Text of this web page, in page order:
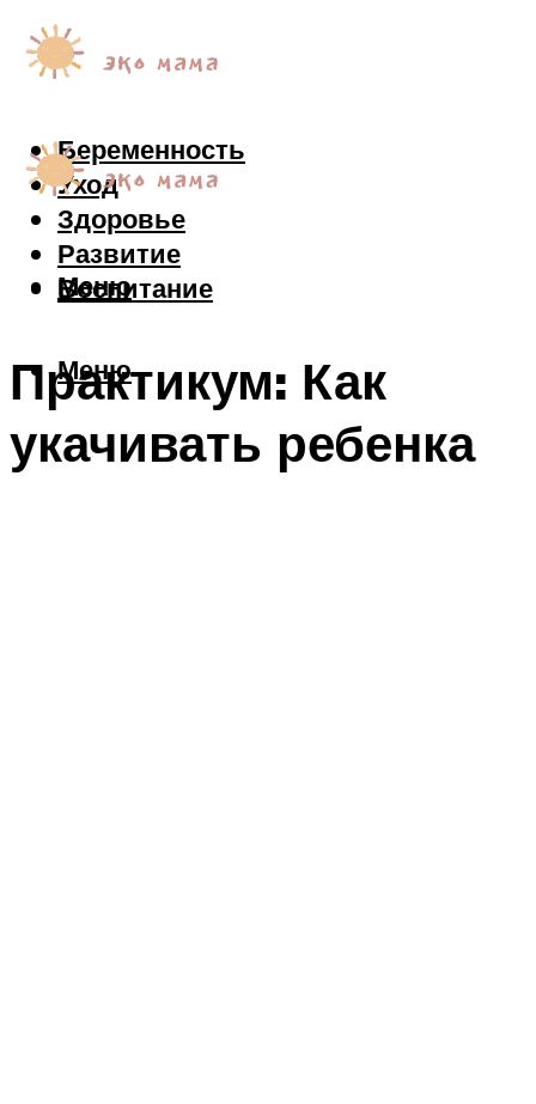
Беременность
Уход
Здоровье
Развитие
Воспитание
Меню
Меню
Практикум: Как
укачивать ребенка